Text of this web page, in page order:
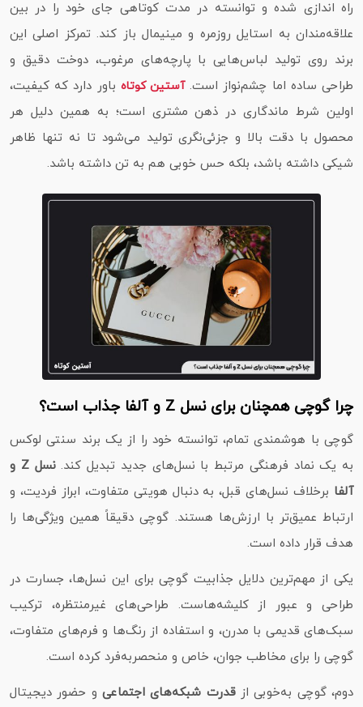
راه‌ اندازی شده و توانسته در مدت کوتاهی جای خود را در بین
علاقه‌مندان به استایل روزمره و مینیمال باز کند. تمرکز اصلی این
برند روی تولید لباس‌هایی با پارچه‌های مرغوب، دوخت دقیق و
طراحی ساده اما چشم‌نواز است.آستین کوتاه باور دارد که کیفیت،
اولین شرط ماندگاری در ذهن مشتری است؛ به همین دلیل هر
محصول با دقت بالا و جزئی‌نگری تولید می‌شود تا نه‌ تنها ظاهر
شیکی داشته باشد، بلکه حس خوبی هم به تن داشته باشد.
چرا گوچی همچنان برای نسل Z و آلفا جذاب است؟
گوچی با هوشمندی تمام، توانسته خود را از یک برند سنتی لوکس
به یک نماد فرهنگی مرتبط با نسل‌های جدید تبدیل کند.
نسل Z و
آلفا برخلاف نسل‌های قبل، به دنبال هویتی متفاوت، ابراز فردیت، و
ارتباط عمیق‌تر با ارزش‌ها هستند. گوچی دقیقاً همین ویژگی‌ها را
هدف قرار داده است.
یکی از مهم‌ترین دلایل جذابیت گوچی برای این نسل‌ها، جسارت در
طراحی و عبور از کلیشه‌هاست. طراحی‌های غیرمنتظره، ترکیب
سبک‌های قدیمی با مدرن، و استفاده از رنگ‌ها و فرم‌های متفاوت،
گوچی را برای مخاطب جوان، خاص و منحصربه‌فرد کرده است.
دوم، گوچی به‌خوبی ازقدرت شبکه‌های اجتماعی و حضور دیجیتال